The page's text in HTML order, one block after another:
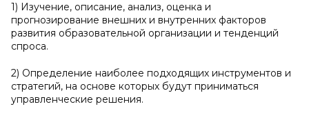
1) Изучение, описание, анализ, оценка и
прогнозирование внешних и внутренних факторов
развития образовательной организации и тенденций
спроса.
2) Определение наиболее подходящих инструментов и
стратегий, на основе которых будут приниматься
управленческие решения.